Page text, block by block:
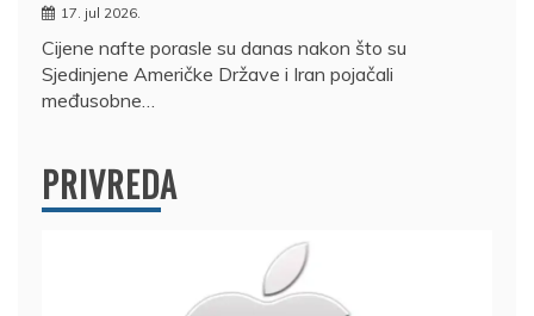
17. jul 2026.
Cijene nafte porasle su danas nakon što su
Sjedinjene Američke Države i Iran pojačali
međusobne…
PRIVREDA